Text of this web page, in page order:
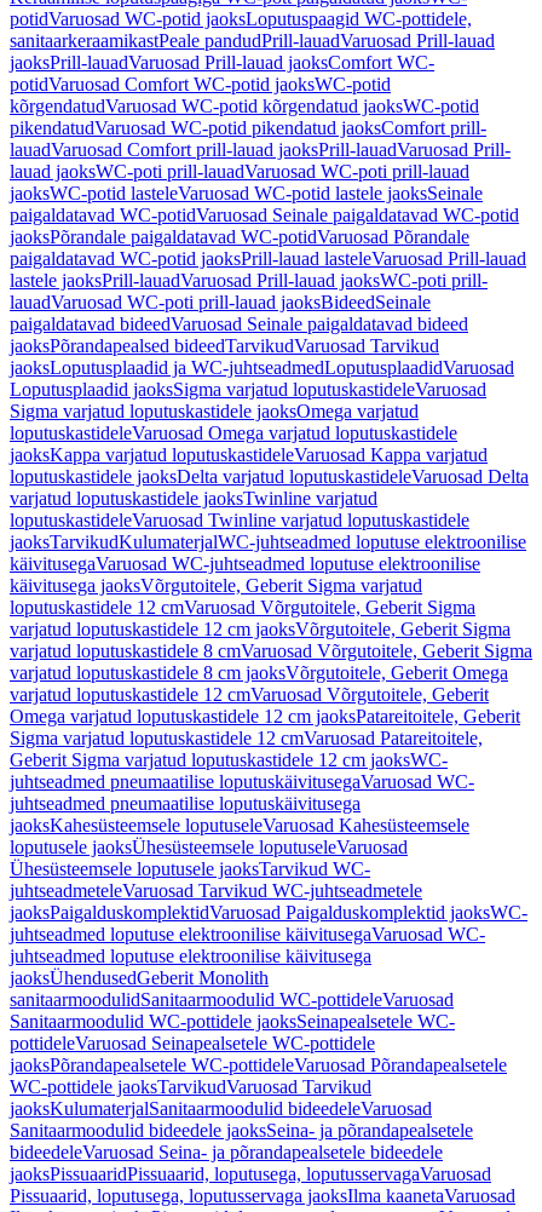
potidVaruosad WC-potid jaoksLoputuspaagid WC-pottidele,
sanitaarkeraamikastPeale pandudPrill-lauadVaruosad Prill-lauad
jaoksPrill-lauadVaruosad Prill-lauad jaoksComfort WC-
potidVaruosad Comfort WC-potid jaoksWC-potid
kõrgendatudVaruosad WC-potid kõrgendatud jaoksWC-potid
pikendatudVaruosad WC-potid pikendatud jaoksComfort prill-
lauadVaruosad Comfort prill-lauad jaoksPrill-lauadVaruosad Prill-
lauad jaoksWC-poti prill-lauadVaruosad WC-poti prill-lauad
jaoksWC-potid lasteleVaruosad WC-potid lastele jaoksSeinale
paigaldatavad WC-potidVaruosad Seinale paigaldatavad WC-potid
jaoksPõrandale paigaldatavad WC-potidVaruosad Põrandale
paigaldatavad WC-potid jaoksPrill-lauad lasteleVaruosad Prill-lauad
lastele jaoksPrill-lauadVaruosad Prill-lauad jaoksWC-poti prill-
lauadVaruosad WC-poti prill-lauad jaoksBideedSeinale
paigaldatavad bideedVaruosad Seinale paigaldatavad bideed
jaoksPõrandapealsed bideedTarvikudVaruosad Tarvikud
jaoksLoputusplaadid ja WC-juhtseadmedLoputusplaadidVaruosad
Loputusplaadid jaoksSigma varjatud loputuskastideleVaruosad
Sigma varjatud loputuskastidele jaoksOmega varjatud
loputuskastideleVaruosad Omega varjatud loputuskastidele
jaoksKappa varjatud loputuskastideleVaruosad Kappa varjatud
loputuskastidele jaoksDelta varjatud loputuskastideleVaruosad Delta
varjatud loputuskastidele jaoksTwinline varjatud
loputuskastideleVaruosad Twinline varjatud loputuskastidele
jaoksTarvikudKulumaterjalWC-juhtseadmed loputuse elektroonilise
käivitusegaVaruosad WC-juhtseadmed loputuse elektroonilise
käivitusega jaoksVõrgutoitele, Geberit Sigma varjatud
loputuskastidele 12 cmVaruosad Võrgutoitele, Geberit Sigma
varjatud loputuskastidele 12 cm jaoksVõrgutoitele, Geberit Sigma
varjatud loputuskastidele 8 cmVaruosad Võrgutoitele, Geberit Sigma
varjatud loputuskastidele 8 cm jaoksVõrgutoitele, Geberit Omega
varjatud loputuskastidele 12 cmVaruosad Võrgutoitele, Geberit
Omega varjatud loputuskastidele 12 cm jaoksPatareitoitele, Geberit
Sigma varjatud loputuskastidele 12 cmVaruosad Patareitoitele,
Geberit Sigma varjatud loputuskastidele 12 cm jaoksWC-
juhtseadmed pneumaatilise loputuskäivitusegaVaruosad WC-
juhtseadmed pneumaatilise loputuskäivitusega
jaoksKahesüsteemsele loputuseleVaruosad Kahesüsteemsele
loputusele jaoksÜhesüsteemsele loputuseleVaruosad
Ühesüsteemsele loputusele jaoksTarvikud WC-
juhtseadmeteleVaruosad Tarvikud WC-juhtseadmetele
jaoksPaigalduskomplektidVaruosad Paigalduskomplektid jaoksWC-
juhtseadmed loputuse elektroonilise käivitusegaVaruosad WC-
juhtseadmed loputuse elektroonilise käivitusega
jaoksÜhendusedGeberit Monolith
sanitaarmoodulidSanitaarmoodulid WC-pottideleVaruosad
Sanitaarmoodulid WC-pottidele jaoksSeinapealsetele WC-
pottideleVaruosad Seinapealsetele WC-pottidele
jaoksPõrandapealsetele WC-pottideleVaruosad Põrandapealsetele
WC-pottidele jaoksTarvikudVaruosad Tarvikud
jaoksKulumaterjalSanitaarmoodulid bideedeleVaruosad
Sanitaarmoodulid bideedele jaoksSeina- ja põrandapealsetele
bideedeleVaruosad Seina- ja põrandapealsetele bideedele
jaoksPissuaaridPissuaarid, loputusega, loputusservagaVaruosad
Pissuaarid, loputusega, loputusservaga jaoksIlma kaanetaVaruosad